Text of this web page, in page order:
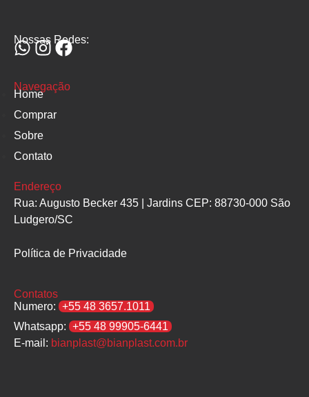
Nossas Redes:
Navegação
Home
Comprar
Sobre
Contato
Endereço
Rua: Augusto Becker 435 | Jardins CEP: 88730-000 São
Ludgero/SC
Política de Privacidade
Contatos
Numero: +55 48 3657.1011
Whatsapp: +55 48 99905-6441
E-mail: bianplast@bianplast.com.br